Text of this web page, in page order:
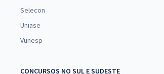
Selecon
Uniase
Vunesp
CONCURSOS NO SUL E SUDESTE